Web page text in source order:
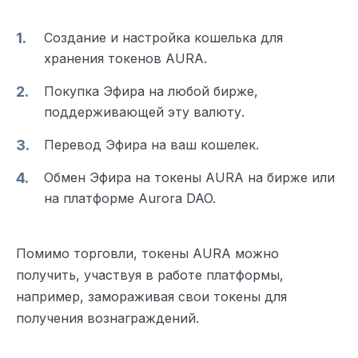
Создание и настройка кошелька для
хранения токенов AURA.
Покупка Эфира на любой бирже,
поддерживающей эту валюту.
Перевод Эфира на ваш кошелек.
Обмен Эфира на токены AURA на бирже или
на платформе Aurora DAO.
Помимо торговли, токены AURA можно
получить, участвуя в работе платформы,
например, замораживая свои токены для
получения вознаграждений.